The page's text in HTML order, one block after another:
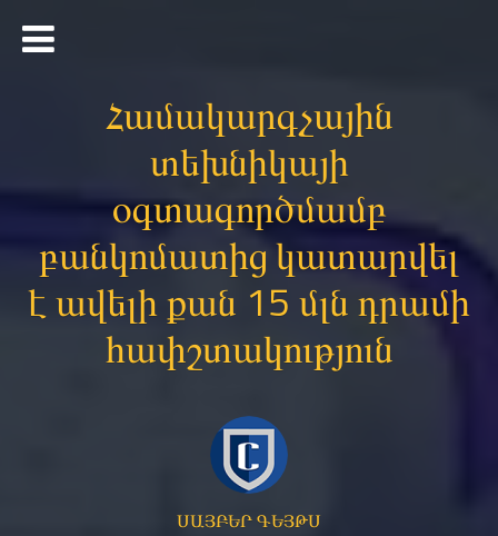
Համակարգչային
տեխնիկայի
օգտագործմամբ
բանկոմատից կատարվել
է ավելի քան 15 մլն դրամի
հափշտակություն
ՍԱՅԲԵՐ ԳԵՅԹՍ